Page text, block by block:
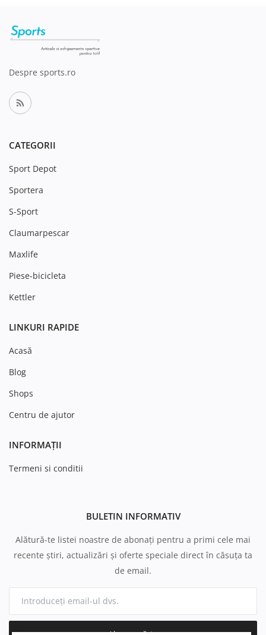
Despre sports.ro
CATEGORII
Sport Depot
Sportera
S-Sport
Claumarpescar
Maxlife
Piese-bicicleta
Kettler
LINKURI RAPIDE
Acasă
Blog
Shops
Centru de ajutor
INFORMAȚII
Termeni si conditii
BULETIN INFORMATIV
Alătură-te listei noastre de abonați pentru a primi cele mai
recente știri, actualizări și oferte speciale direct în căsuța ta
de email.